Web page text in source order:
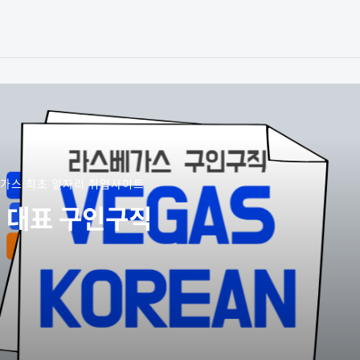
스 최초 일자리 취업사이트
표 구인구직